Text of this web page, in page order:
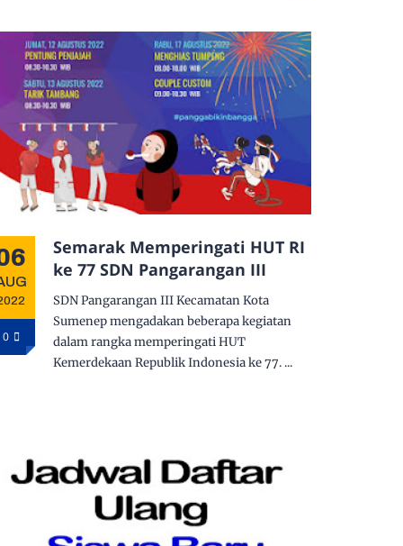
0
Semarak Memperingati HUT RI
ke 77 SDN Pangarangan III
SDN Pangarangan III Kecamatan Kota
Sumenep mengadakan beberapa kegiatan
dalam rangka memperingati HUT
Kemerdekaan Republik Indonesia ke 77. ...